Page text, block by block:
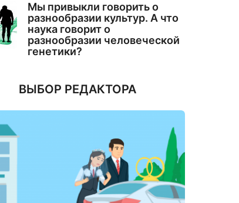
Мы привыкли говорить о
разнообразии культур. А что
наука говорит о
разнообразии человеческой
генетики?
ВЫБОР РЕДАКТОРА